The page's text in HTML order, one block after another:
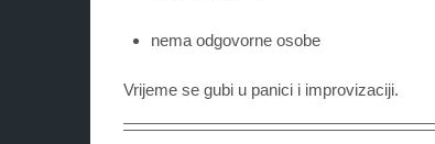
nema odgovorne osobe
Vrijeme se gubi u panici i improvizaciji.